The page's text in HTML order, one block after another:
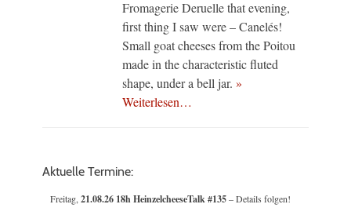
Fromagerie Deruelle that evening,
first thing I saw were – Canelés!
Small goat cheeses from the Poitou
made in the characteristic fluted
shape, under a bell jar. »
Weiterlesen…
Aktuelle Termine:
Freitag,21.08.26 18h HeinzelcheeseTalk #135– Details folgen!